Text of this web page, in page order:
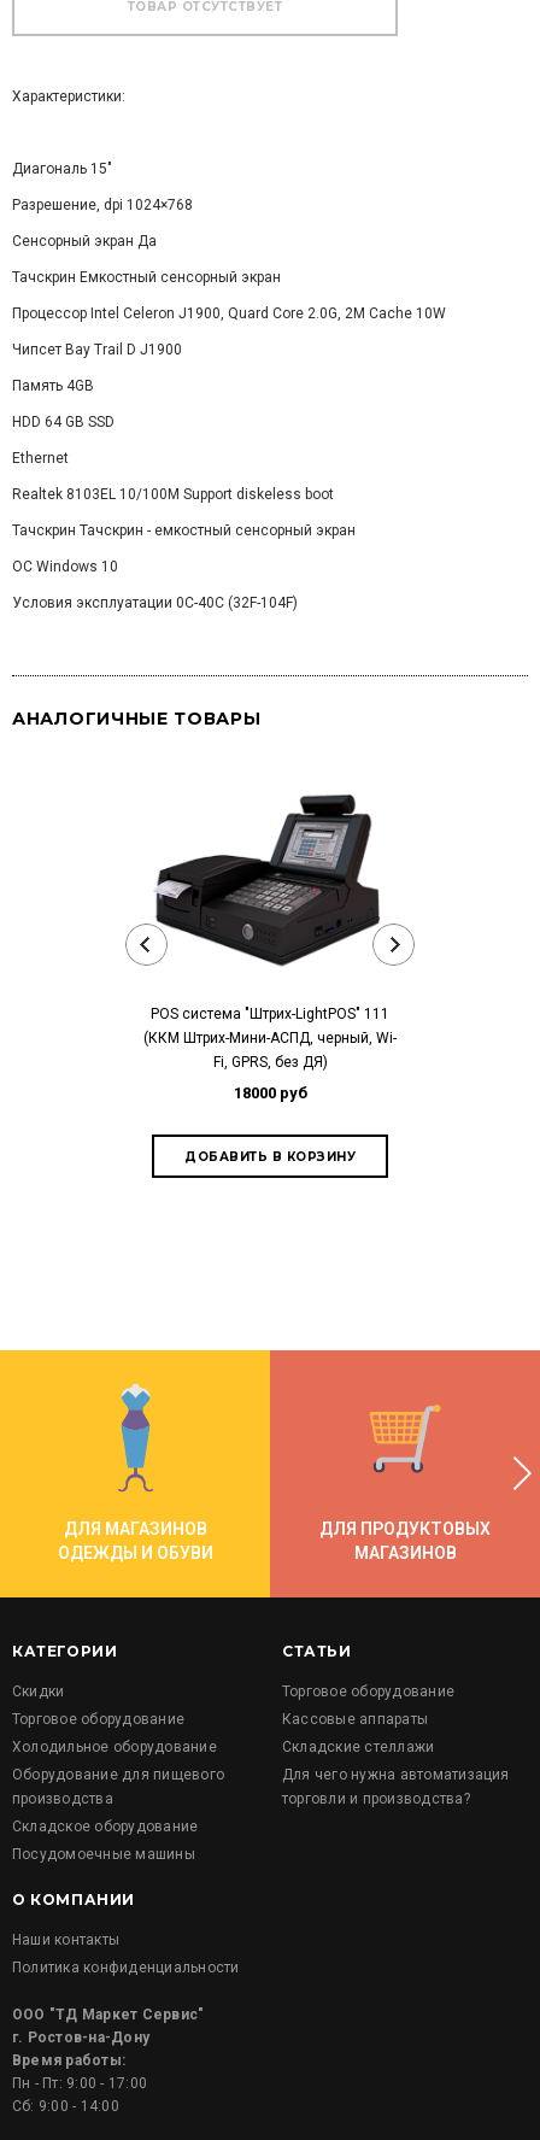
Характеристики:
Диагональ 15"
Разрешение, dpi 1024×768
Сенсорный экран Да
Тачскрин Емкостный сенсорный экран
Процессор Intel Celeron J1900, Quard Core 2.0G, 2M Cache 10W
Чипсет Bay Trail D J1900
Память 4GB
HDD 64 GB SSD
Ethernet
Realtek 8103EL 10/100M Support diskeless boot
Тачскрин Тачскрин - емкостный сенсорный экран
ОС Windows 10
Условия эксплуатации 0C-40C (32F-104F)
АНАЛОГИЧНЫЕ ТОВАРЫ
POS система "Штрих-LightPOS" 111
(ККМ Штрих-Мини-АСПД, черный, Wi-
Fi, GPRS, без ДЯ)
18000 руб
ДЛЯ МАГАЗИНОВ
ОДЕЖДЫ И ОБУВИ
ДЛЯ ПРОДУКТОВЫХ
МАГАЗИНОВ
КАТЕГОРИИ
Скидки
Торговое оборудование
Холодильное оборудование
Оборудование для пищевого
производства
Складское оборудование
Посудомоечные машины
СТАТЬИ
Торговое оборудование
Кассовые аппараты
Складские стеллажи
Для чего нужна автоматизация
торговли и производства?
О КОМПАНИИ
Наши контакты
Политика конфиденциальности
ООО "ТД Маркет Сервис"
г. Ростов-на-Дону
Время работы:
Пн - Пт: 9:00 - 17:00
Сб: 9:00 - 14:00